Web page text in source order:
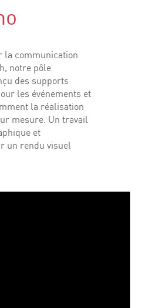
la communication
notre pôle
des supports
les événements et
la réalisation
mesure. Un travail
et
un rendu visuel